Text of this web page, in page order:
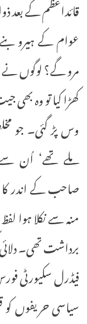
قائداعظم کے بعد
عوام کے ہیرو
مرو گے؟ لوگوں
کھڑا کیا تو وہ بھی
وس پڑ گئی۔ جو
ملے تھے‘ اُن سے
صاحب کے اندر کا
منہ سے نکلا ہوا
برداشت تھی۔
فیڈرل سکیورٹی
سیاسی حریفوں کو